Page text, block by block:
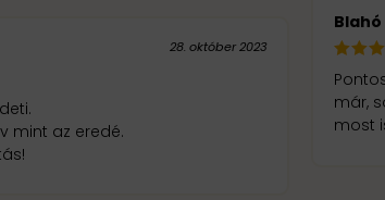
Blahó
már,
most
28. október 2023
mint az eredé.